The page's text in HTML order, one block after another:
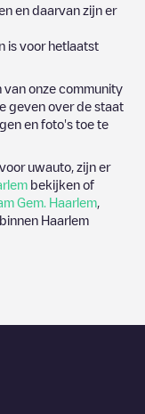
en daarvan zijn er
is voor hetlaatst
van onze community
geven over de staat
en foto's toe te
uwauto, zijn er
bekijken of
Gem. Haarlem
Haarlem